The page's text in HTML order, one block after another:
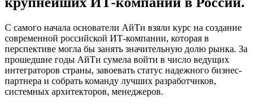
С самого начала основатели АйТи взяли курс на создание
современной российской ИТ-компании, которая в
перспективе могла бы занять значительную долю рынка. За
прошедшие годы АйТи сумела войти в число ведущих
интеграторов страны, завоевать статус надежного бизнес-
партнера и собрать команду лучших разработчиков,
системных архитекторов, менеджеров.